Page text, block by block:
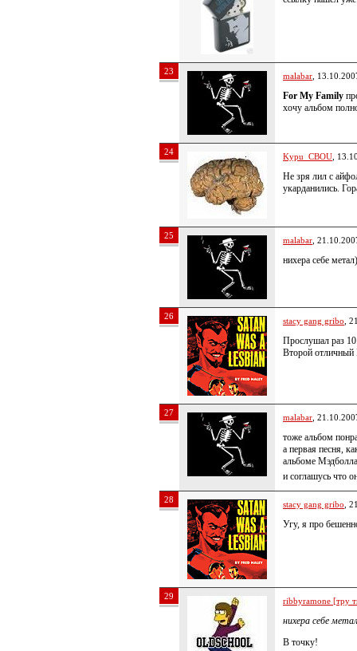
23 malabar ,
For My Family
хочу альбом
24 Kypu_CBOU ,
Не зря лил с
укарданились.
25 malabar ,
нихера себе
26 stacy gang gribo ,
Прослушал раз
Второй отличный
27 malabar ,
тоже альбом
а первая песня,
альбоме
и соглашусь что
28 stacy gang gribo ,
Угу, я про
29 ribbyramone [тру
нихера себе
В точку!